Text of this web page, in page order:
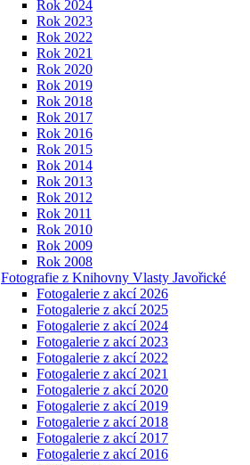
Rok 2024
Rok 2023
Rok 2022
Rok 2021
Rok 2020
Rok 2019
Rok 2018
Rok 2017
Rok 2016
Rok 2015
Rok 2014
Rok 2013
Rok 2012
Rok 2011
Rok 2010
Rok 2009
Rok 2008
Fotografie z Knihovny Vlasty Javořické
Fotogalerie z akcí 2026
Fotogalerie z akcí 2025
Fotogalerie z akcí 2024
Fotogalerie z akcí 2023
Fotogalerie z akcí 2022
Fotogalerie z akcí 2021
Fotogalerie z akcí 2020
Fotogalerie z akcí 2019
Fotogalerie z akcí 2018
Fotogalerie z akcí 2017
Fotogalerie z akcí 2016